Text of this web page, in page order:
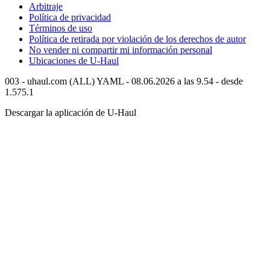
Arbitraje
Política de privacidad
Términos de uso
Política de retirada por violación de los derechos de autor
No vender ni compartir mi información personal
Ubicaciones de U-Haul
003 - uhaul.com (ALL) YAML - 08.06.2026 a las 9.54 - desde
1.575.1
Descargar la aplicación de U-Haul